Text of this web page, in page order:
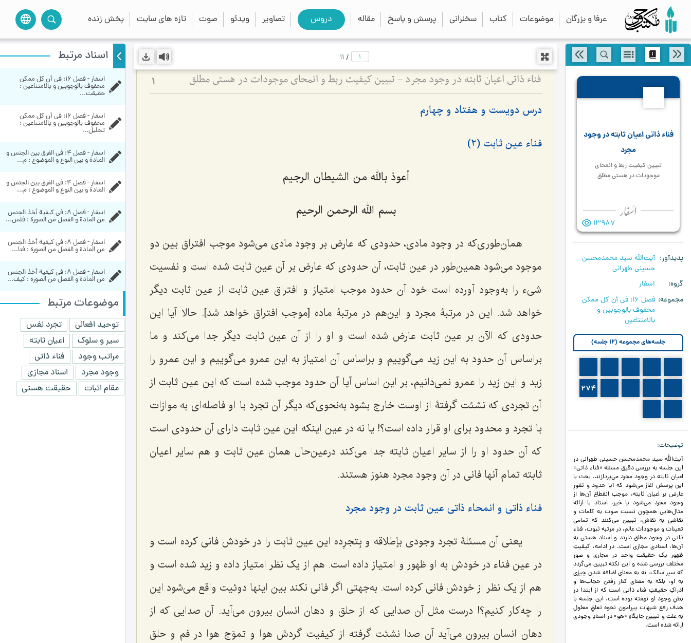
عرفا و بزرگان موضوعات کتاب سخنرانی پرسش و پاسخ مقاله دروس تصاویر ویدئو صوت تازه های سایت پخش زنده language search
close
فناء ذاتی اعیان ثابته در وجود
مجرد
تبیین کیفیت ربط و انمحای
موجودات در هستی مطلق
13987
پدیدآور
آیت‌اللَه سید محمدمحسن
حسینی طهرانی
گروه
اسفار
مجموعه
فصل 16: في أن كل ممكن
محفوف بالوجوبين و
بالامتناعين‏
جلسه‌های مجموعه (12 جلسه)
274
توضیحات
آیت‌الله سید محمدمحسن حسینی طهرانی در
این جلسه به بررسی دقیق مسئله «فناء ذاتی»
اعیان ثابته در وجود مجرد می‌پردازند. بحث با
این پرسش آغاز می‌شود که آیا حدود و ثغورِ
عارض بر اعیان ثابته، موجب انقطاع آن‌ها از
وجود مجرد می‌شود یا خیر. استاد با ارائه
مثال‌هایی همچون نسبت صوت به کلمات و
نقاشی به نقاش، تبیین می‌کنند که تمامی
تعینات و موجودات عالم، در مرتبه ثبوت، فناء
ذاتی در وجود مطلق دارند و اسنادِ هستی به
آن‌ها، اسنادی مجازی است. در ادامه، کیفیتِ
ظهور یک حقیقت واحد در مجاری و صور
مختلف بررسی شده و این نکته تبیین می‌گردد
که سیر سالک، نه به معنای اضافه شدن چیزی
به او، بلکه به معنای کنار رفتن حجاب‌ها و
ادراکِ حقیقتِ فناء ذاتی است که از ابتدا در
بطنِ وجود او نهفته بوده است. این جلسه با
هدف رفع شبهات پیرامون نحوه تعلقِ معلول
به علت و تبیین جایگاهِ «هو» در اسنادِ وجودی
ارائه شده است.
/
11
فناء ذاتی اعیان ثابته در وجود مجرد - تبیین کیفیت ربط و انمحای موجودات در هستی مطلق 1
درس دویست و هفتاد و چهارم
فناء عین ثابت (2)
أعوذ بالله من الشیطان الرجیم
بسم الله الرحمن الرحیم
همان‌طورى‌که در وجود مادى، حدودى که عارض بر وجود مادی مى‌شود موجب افتراق بین دو
موجود مى‌شود همین‌طور در عین ثابت، آن حدودى که عارض بر آن عین ثابت شده است و نفسیت
شىء را به‌وجود آورده است خود آن حدود موجب امتیاز و افتراق عین ثابت از عین ثابت دیگر
خواهد شد. این در مرتبۀ مجرد و این‌هم در مرتبۀ ماده [موجب افتراق خواهد شد]. حالا آیا این
حدودى که الآن بر عین ثابت عارض شده است و او را از آن عین ثابت دیگر جدا مى‌کند و ما
براساس آن حدود به این زید مى‌گوییم و براساس آن امتیاز به این عمرو مى‌گوییم و این عمرو را
زید و این زید را عمرو نمى‌دانیم، بر این اساس آیا آن حدود موجب شده است که این عین ثابت از
آن تجردى که نشئت گرفتۀ از اوست خارج بشود به‌نحوى‌که دیگر آن تجرد با او فاصله‌ای به موازات
با تجرد و محدود براى او قرار داده است؟! یا نه در عین اینکه این عین ثابت داراى آن حدودى است
که آن حدود او را از سایر اعیان ثابته جدا مى‌کند درعین‌حال همان عین ثابت و هم سایر اعیان
ثابته تمام آنها فانى در آن وجود مجرد هنوز هستند.
فناء ذاتى و انمحاء ذاتى عین ثابت در وجود مجرد
یعنى آن مسئلۀ تجرد وجودى بإطلاقه و بِتجرِده این عین ثابت را در خودش فانى کرده است و
در عین فناء در خودش به او ظهور و امتیاز داده است. هم از یک نظر امتیاز داده و زید شده است و
هم از یک نظر از خودش فانى کرده است. به‌جهتى اگر فانى نکند بین اینها دوئیت واقع مى‌شود این
را چه‌کار کنیم؟! درست مثل آن صدایى که از حلق و دهان انسان بیرون مى‌آید. آن صدایى که از
دهان انسان بیرون مى‌آید آن صدا نشئت گرفته از کیفیت گردش هوا و تموّج هوا در فم و حلق
اسناد مرتبط
حقیقت...
تحلیل...
المادة و بين النوع و الموضوع : م...
المادة و بين النوع و الموضوع : م...
من المادة و الفصل من الصورة : فلس...
من المادة و الفصل من الصورة : فنا...
من المادة و الفصل من الصورة : کیف...
موضوعات مرتبط
توحید افعالی
تجرد نفس
سیر و سلوک
اعیان ثابته
مراتب وجود
فناء ذاتی
وجود مجرد
اسناد مجازی
مقام اثبات
حقیقت هستی